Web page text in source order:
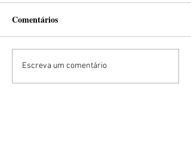
Comentários
Escreva um comentário